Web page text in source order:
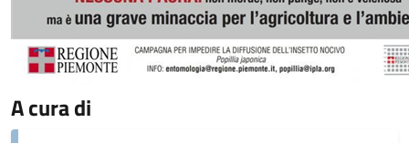
A cura di